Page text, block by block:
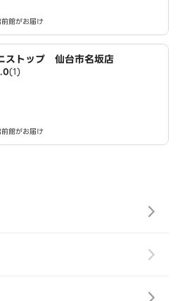
前館がお届け
ストップ 仙台市名坂店
(1)
前館がお届け